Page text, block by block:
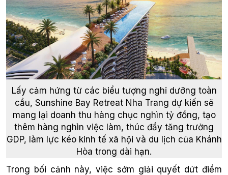
Lấy cảm hứng từ các biểu tượng nghỉ dưỡng toàn
cầu, Sunshine Bay Retreat Nha Trang dự kiến sẽ
mang lại doanh thu hàng chục nghìn tỷ đồng, tạo
thêm hàng nghìn việc làm, thúc đẩy tăng trưởng
GDP, làm lực kéo kinh tế xã hội và du lịch của Khánh
Hòa trong dài hạn.
Trong bối cảnh này, việc sớm giải quyết dứt điểm